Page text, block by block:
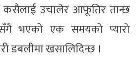
कसैलाई उचालेर आफूतिर तान्छ
भएको एक समयको प्यारो
डबलीमा खसालिदिन्छ ।